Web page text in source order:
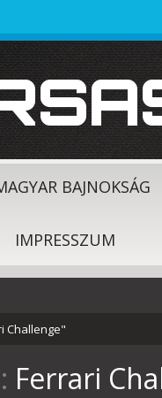
BAJNOKSÁG
IMPRESSZUM
Challenge"
Ferrari